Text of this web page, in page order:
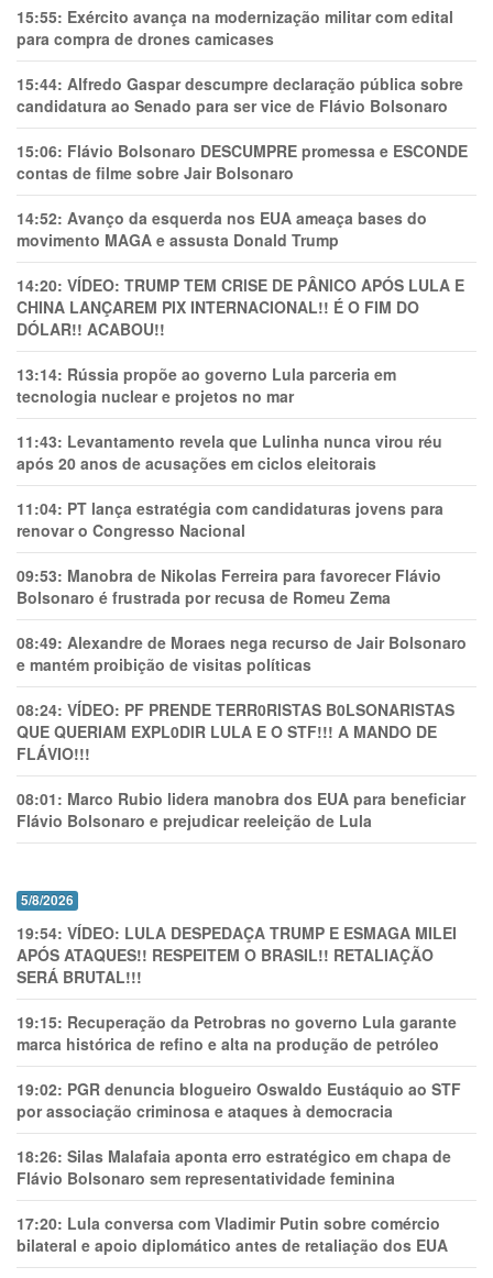
15:55: Exército avança na modernização militar com edital
para compra de drones camicases
15:44: Alfredo Gaspar descumpre declaração pública sobre
candidatura ao Senado para ser vice de Flávio Bolsonaro
15:06: Flávio Bolsonaro DESCUMPRE promessa e ESCONDE
contas de filme sobre Jair Bolsonaro
14:52: Avanço da esquerda nos EUA ameaça bases do
movimento MAGA e assusta Donald Trump
14:20: VÍDEO: TRUMP TEM CRlSE DE PÂNlCO APÓS LULA E
CHINA LANÇAREM PIX INTERNACIONAL!! É O FIM DO
DÓLAR!! ACABOU!!
13:14: Rússia propõe ao governo Lula parceria em
tecnologia nuclear e projetos no mar
11:43: Levantamento revela que Lulinha nunca virou réu
após 20 anos de acusações em ciclos eleitorais
11:04: PT lança estratégia com candidaturas jovens para
renovar o Congresso Nacional
09:53: Manobra de Nikolas Ferreira para favorecer Flávio
Bolsonaro é frustrada por recusa de Romeu Zema
08:49: Alexandre de Moraes nega recurso de Jair Bolsonaro
e mantém proibição de visitas políticas
08:24: VÍDEO: PF PRENDE TERR0RlSTAS B0LSONARlSTAS
QUE QUERIAM EXPL0DlR LULA E O STF!!! A MANDO DE
FLÁVIO!!!
08:01: Marco Rubio lidera manobra dos EUA para beneficiar
Flávio Bolsonaro e prejudicar reeleição de Lula
5/8/2026
19:54: VÍDEO: LULA DESPEDAÇA TRUMP E ESMAGA MILEI
APÓS ATAQUES!! RESPEITEM O BRASIL!! RETALIAÇÃO
SERÁ BRUTAL!!!
19:15: Recuperação da Petrobras no governo Lula garante
marca histórica de refino e alta na produção de petróleo
19:02: PGR denuncia blogueiro Oswaldo Eustáquio ao STF
por associação criminosa e ataques à democracia
18:26: Silas Malafaia aponta erro estratégico em chapa de
Flávio Bolsonaro sem representatividade feminina
17:20: Lula conversa com Vladimir Putin sobre comércio
bilateral e apoio diplomático antes de retaliação dos EUA